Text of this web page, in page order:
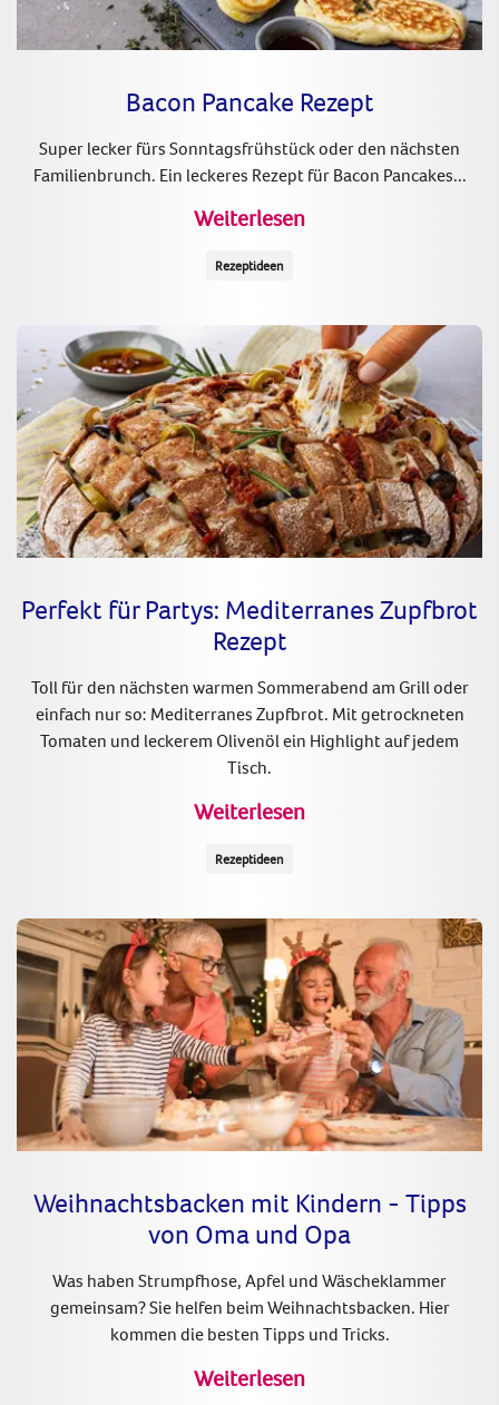
Bacon Pancake Rezept
Super lecker fürs Sonntagsfrühstück oder den nächsten
Familienbrunch. Ein leckeres Rezept für Bacon Pancakes...
Weiterlesen
Rezeptideen
Perfekt für Partys: Mediterranes Zupfbrot
Rezept
Toll für den nächsten warmen Sommerabend am Grill oder
einfach nur so: Mediterranes Zupfbrot. Mit getrockneten
Tomaten und leckerem Olivenöl ein Highlight auf jedem
Tisch.
Weiterlesen
Rezeptideen
Weihnachtsbacken mit Kindern - Tipps
von Oma und Opa
Was haben Strumpfhose, Apfel und Wäscheklammer
gemeinsam? Sie helfen beim Weihnachtsbacken. Hier
kommen die besten Tipps und Tricks.
Weiterlesen